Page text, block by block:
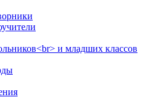
и младших классов